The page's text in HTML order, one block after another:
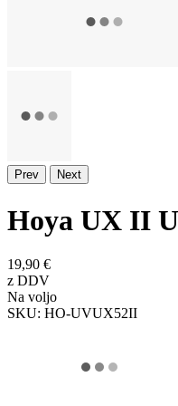
Prev Next
Hoya UX II
19,90 €
z DDV
Na voljo
SKU: HO-UVUX52II